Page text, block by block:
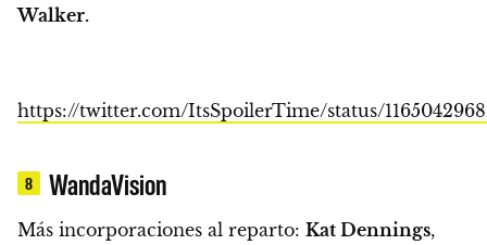
Walker.
https://twitter.com/ItsSpoilerTime/status/
8 WandaVision
Más incorporaciones al reparto: Kat Dennings,